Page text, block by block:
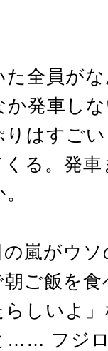
全員が
発車し
はすご
る。発
嵐がウ
ご飯を
らしいよ
…… フジ